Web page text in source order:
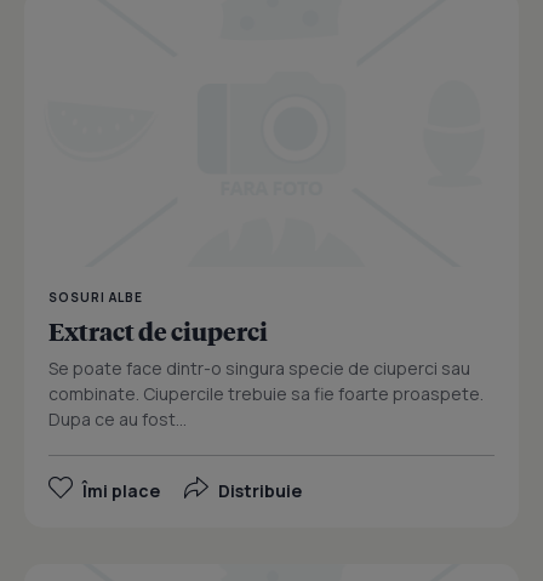
SOSURI ALBE
Extract de ciuperci
Se poate face dintr-o singura specie de ciuperci sau
combinate. Ciupercile trebuie sa fie foarte proaspete.
Dupa ce au fost...
Îmi place Distribuie